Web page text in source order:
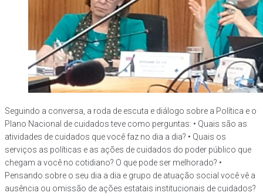
Seguindo a conversa, a roda de escuta e diálogo sobre a Política e o
Plano Nacional de cuidados teve como perguntas: • Quais são as
atividades de cuidados que você faz no dia a dia? • Quais os
serviços as políticas e as ações de cuidados do poder público que
chegam a você no cotidiano? O que pode ser melhorado? •
Pensando sobre o seu dia a dia e grupo de atuação social você vê a
ausência ou omissão de ações estatais institucionais de cuidados?